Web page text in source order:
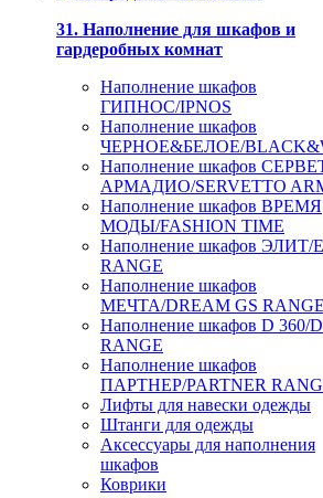
31. Наполнение для шкафов и
гардеробных комнат
Наполнение шкафов
ГИПНОС/IPNOS
Наполнение шкафов
ЧЕРНОЕ&БЕЛОЕ/
Наполнение шкафов
АРМАДИО/SERVETTO
Наполнение шкафов ВРЕМЯ
МОДЫ/FASHION TIME
Наполнение шкафов ЭЛИТ/
RANGE
Наполнение шкафов
МЕЧТА/DREAM GS RANGE
Наполнение шкафов D 360/
RANGE
Наполнение шкафов
ПАРТНЕР/PARTNER
Лифты для навески одежды
Штанги для одежды
Аксессуары для наполнения
шкафов
Коврики